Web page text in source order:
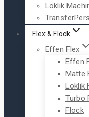
Loklik
TransferPers
Flex & Flock
Effen Flex
Effen
Matte
Loklik
Turbo
Flock